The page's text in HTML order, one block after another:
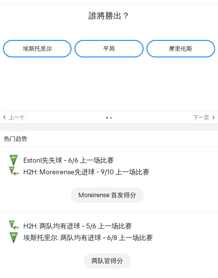
誰將勝出？
埃斯托里尔 平局 摩里伦斯
上一个 下一页
热门趋势
Estoril先失球 - 6/6 上一场比赛
H2H: Moreirense先进球 - 9/10 上一场比赛
Moreirense 首发得分
H2H: 两队均有进球 - 5/6 上一场比赛
埃斯托里尔: 两队均有进球 - 6/8 上一场比赛
两队皆得分